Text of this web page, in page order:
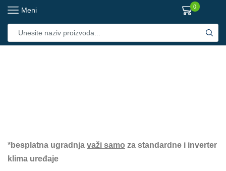
Meni 0
*besplatna ugradnja važi samo za standardne i inverter
klima uređaje